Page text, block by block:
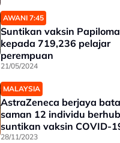
AWANI 7:45
Suntikan vaksin
kepada 719,236 pelajar
perempuan
21/05/2024
MALAYSIA
AstraZeneca berjaya
saman 12 individu
suntikan vaksin COVID-
28/11/2023